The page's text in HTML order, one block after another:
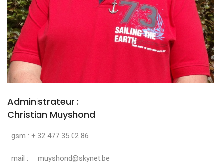
Administrateur :
Christian Muyshond
gsm : + 32 477 35 02 86
mail : muyshond@skynet.be